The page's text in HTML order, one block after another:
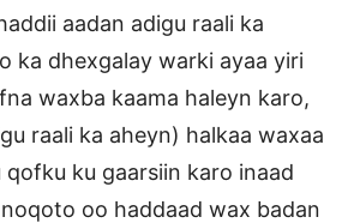
aadan adigu raali ka
ka dhexgalay warki ayaa yiri
waxba kaama haleyn karo,
raali ka aheyn) halkaa waxaa
qofku ku gaarsiin karo inaad
oo haddaad wax badan